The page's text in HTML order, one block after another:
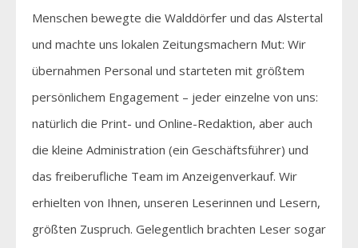
Menschen bewegte die Walddörfer und das Alstertal
und machte uns lokalen Zeitungsmachern Mut: Wir
übernahmen Personal und starteten mit größtem
persönlichem Engagement – jeder einzelne von uns:
natürlich die Print- und Online-Redaktion, aber auch
die kleine Administration (ein Geschäftsführer) und
das freiberufliche Team im Anzeigenverkauf. Wir
erhielten von Ihnen, unseren Leserinnen und Lesern,
größten Zuspruch. Gelegentlich brachten Leser sogar